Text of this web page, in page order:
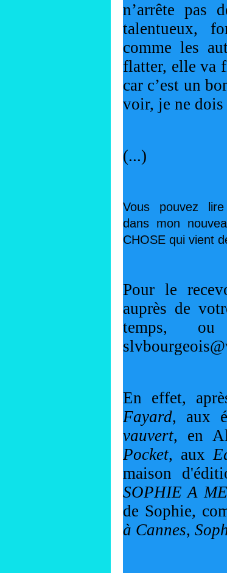
n’arrête pas
talentueux,
comme les
flatter, elle va
car c’est un
voir, je ne dois
(...)
Vous pouvez
dans mon
CHOSE qui vient
Pour le
auprès de
temps,
En effet,
Fayard, aux
vauvert, en
Pocket, aux
SOPHIE A
de Sophie,
à Cannes,